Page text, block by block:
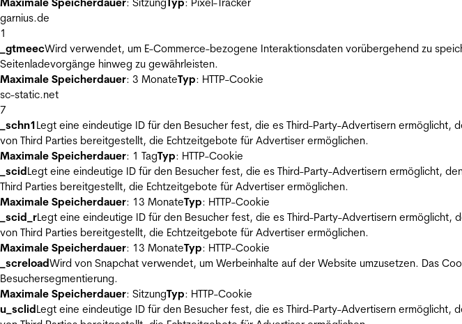
garnius.de
1
_gtmeecWird verwendet, um E-Commerce-bezogene Interaktionsdaten vorübergehend zu
Seitenladevorgänge hinweg zu gewährleisten.
Maximale Speicherdauer: 3 MonateTyp: HTTP-Cookie
sc-static.net
7
_schn1Legt eine eindeutige ID für den Besucher fest, die es Third-Party-Advertisern
von Third Parties bereitgestellt, die Echtzeitgebote für Advertiser ermöglichen.
Maximale Speicherdauer: 1 TagTyp: HTTP-Cookie
_scidLegt eine eindeutige ID für den Besucher fest, die es Third-Party-Advertisern ermöglicht,
Third Parties bereitgestellt, die Echtzeitgebote für Advertiser ermöglichen.
Maximale Speicherdauer: 13 MonateTyp: HTTP-Cookie
_scid_rLegt eine eindeutige ID für den Besucher fest, die es Third-Party-Advertisern
von Third Parties bereitgestellt, die Echtzeitgebote für Advertiser ermöglichen.
Maximale Speicherdauer: 13 MonateTyp: HTTP-Cookie
_screloadWird von Snapchat verwendet, um Werbeinhalte auf der Website umzusetzen. Das
Besuchersegmentierung.
Maximale Speicherdauer: SitzungTyp: HTTP-Cookie
u_sclidLegt eine eindeutige ID für den Besucher fest, die es Third-Party-Advertisern